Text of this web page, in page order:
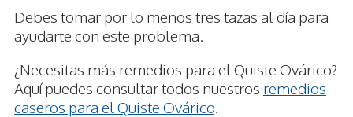
Debes tomar por lo menos tres tazas al día para
ayudarte con este problema.
¿Necesitas más remedios para el Quiste Ovárico?
Aquí puedes consultar todos nuestros remedios
caseros para el Quiste Ovárico